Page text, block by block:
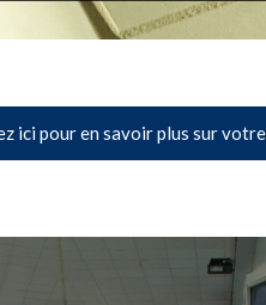
ici pour en savoir plus sur